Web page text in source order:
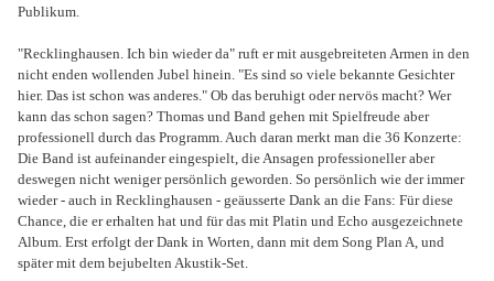
Publikum.
"Recklinghausen. Ich bin wieder da" ruft er mit ausgebreiteten Armen in den
nicht enden wollenden Jubel hinein. "Es sind so viele bekannte Gesichter
hier. Das ist schon was anderes." Ob das beruhigt oder nervös macht? Wer
kann das schon sagen? Thomas und Band gehen mit Spielfreude aber
professionell durch das Programm. Auch daran merkt man die 36 Konzerte:
Die Band ist aufeinander eingespielt, die Ansagen professioneller aber
deswegen nicht weniger persönlich geworden. So persönlich wie der immer
wieder - auch in Recklinghausen - geäusserte Dank an die Fans: Für diese
Chance, die er erhalten hat und für das mit Platin und Echo ausgezeichnete
Album. Erst erfolgt der Dank in Worten, dann mit dem Song Plan A, und
später mit dem bejubelten Akustik-Set.